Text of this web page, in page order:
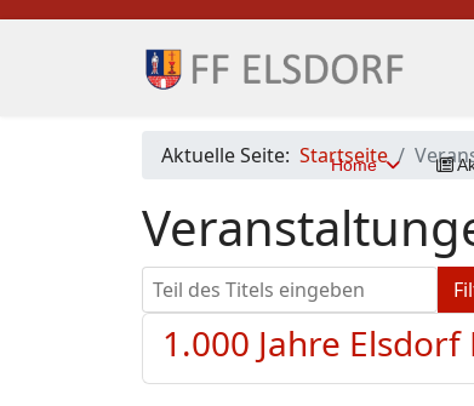
Home
Aktuelle Seite: Startseite
Teil des Titels eingeben
1.000 Jahre